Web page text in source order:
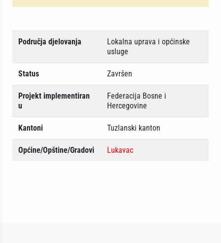
Područja djelovanja
Lokalna uprava i općinske
usluge
Status Završen
Projekt implementiran
u
Federacija Bosne i
Hercegovine
Kantoni Tuzlanski kanton
Općine/Opštine/Gradovi Lukavac